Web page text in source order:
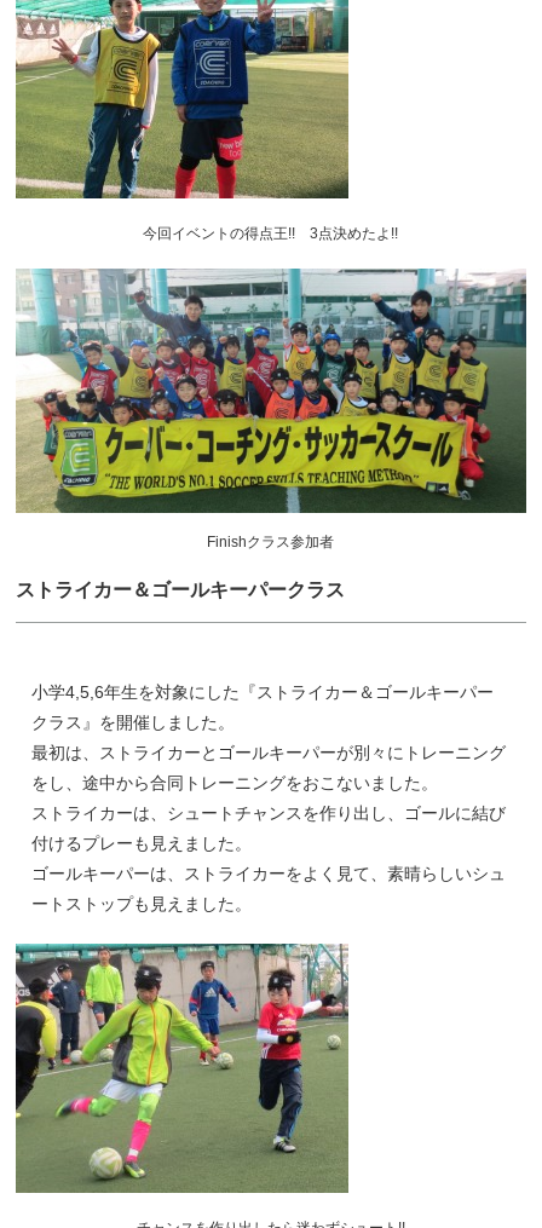
今回イベントの得点王!! 3点決めたよ!!
Finishクラス参加者
ストライカー＆ゴールキーパークラス
小学4,5,6年生を対象にした『ストライカー＆ゴールキーパー
クラス』を開催しました。
最初は、ストライカーとゴールキーパーが別々にトレーニング
をし、途中から合同トレーニングをおこないました。
ストライカーは、シュートチャンスを作り出し、ゴールに結び
付けるプレーも見えました。
ゴールキーパーは、ストライカーをよく見て、素晴らしいシュ
ートストップも見えました。